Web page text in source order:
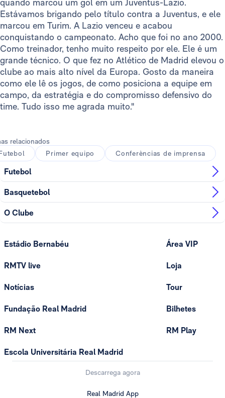
quando marcou um gol em um Juventus-Lazio.
Estávamos brigando pelo título contra a Juventus, e ele
marcou em Turim. A Lazio venceu e acabou
conquistando o campeonato. Acho que foi no ano 2000.
Como treinador, tenho muito respeito por ele. Ele é um
grande técnico. O que fez no Atlético de Madrid elevou o
clube ao mais alto nível da Europa. Gosto da maneira
como ele lê os jogos, de como posiciona a equipe em
campo, da estratégia e do compromisso defensivo do
time. Tudo isso me agrada muito."
relacionados
Primer equipo Conferèncias de imprensa
Futebol
Basquetebol
O Clube
Estádio Bernabéu
RMTV live
Notícias
Fundação Real Madrid
RM Next
Escola Universitária Real Madrid
Área VIP
Loja
Tour
Bilhetes
RM Play
Descarrega agora
Real Madrid App